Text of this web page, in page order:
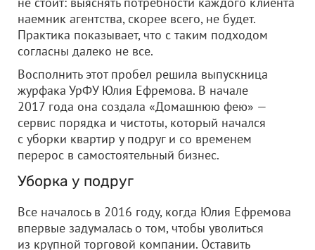
наемник агентства, скорее всего, не будет.
Практика показывает, что с таким подходом
согласны далеко не все.
Восполнить этот пробел решила выпускница
журфака УрФУ Юлия Ефремова. В начале
2017 года она создала «Домашнюю фею» —
сервис порядка и чистоты, который начался
с уборки квартир у подруг и со временем
перерос в самостоятельный бизнес.
Уборка у подруг
Все началось в 2016 году, когда Юлия Ефремова
впервые задумалась о том, чтобы уволиться
из крупной торговой компании. Оставить